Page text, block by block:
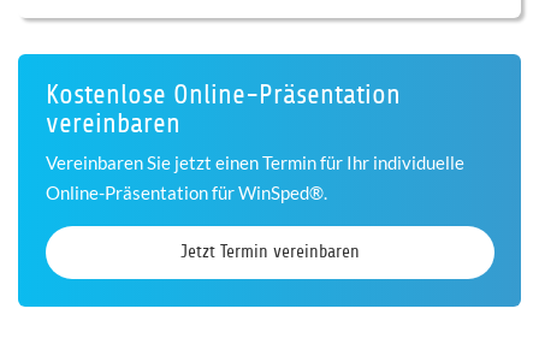
Kostenlose Online-Präsentation
vereinbaren
Vereinbaren Sie jetzt einen Termin für Ihr individuelle
Online-Präsentation für WinSped®.
Jetzt Termin vereinbaren